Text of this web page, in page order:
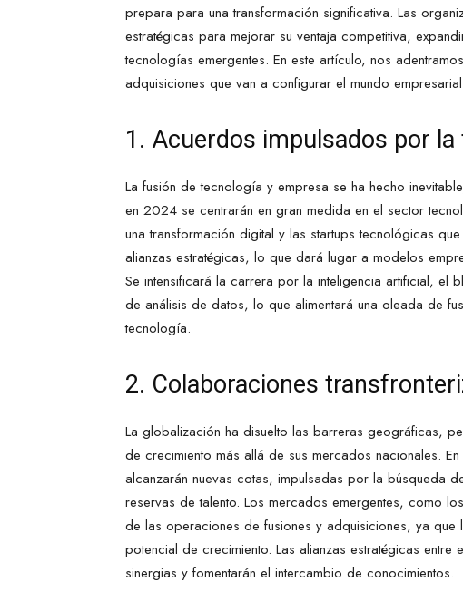
prepara para una transformación significativa. Las
estratégicas para mejorar su ventaja competitiva,
tecnologías emergentes. En este artículo, nos
adquisiciones que van a configurar el mundo
1. Acuerdos impulsados por la
La fusión de tecnología y empresa se ha hecho
en 2024 se centrarán en gran medida en el sector
una transformación digital y las startups tecnológicas
alianzas estratégicas, lo que dará lugar a modelos
Se intensificará la carrera por la inteligencia artificial, el
de análisis de datos, lo que alimentará una oleada de
tecnología.
2. Colaboraciones
La globalización ha disuelto las barreras geográficas,
de crecimiento más allá de sus mercados nacionales.
alcanzarán nuevas cotas, impulsadas por la búsqueda
reservas de talento. Los mercados emergentes, como
de las operaciones de fusiones y adquisiciones, ya que
potencial de crecimiento. Las alianzas estratégicas
sinergias y fomentarán el intercambio de conocimientos.